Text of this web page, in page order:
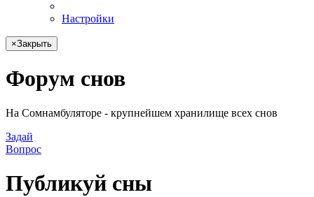
Настройки
×Закрыть
Форум снов
На Сомнамбуляторе - крупнейшем хранилище всех снов
Задай
Вопрос
Публикуй сны